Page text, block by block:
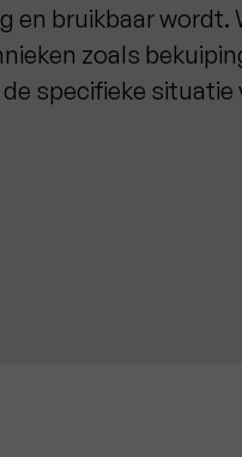
en bruikbaar wordt.
zoals
specifieke situatie